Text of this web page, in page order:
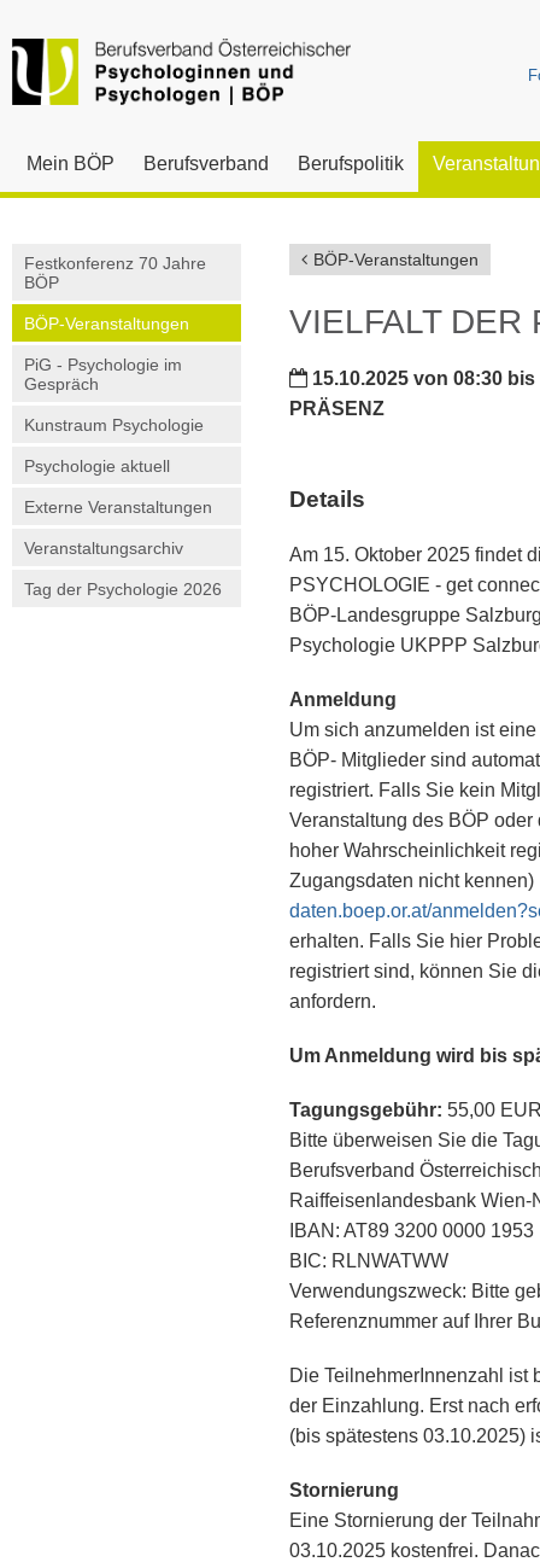
Mein BÖP Berufsverband Berufspolitik
Festkonferenz 70 Jahre
BÖP
BÖP-Veranstaltungen
PiG - Psychologie im
Gespräch
Kunstraum Psychologie
Psychologie aktuell
Externe Veranstaltungen
Veranstaltungsarchiv
Tag der Psychologie 2026
BÖP-Veranstaltungen
VIELFALT DER
15.10.2025 von 08:30
PRÄSENZ
Details
Am 15. Oktober 2025 findet
PSYCHOLOGIE - get
BÖP-Landesgruppe
Psychologie UKPPP
Anmeldung
Um sich anzumelden ist
BÖP- Mitglieder sind
registriert. Falls Sie kein
Veranstaltung des BÖP
hoher Wahrscheinlichkeit
Zugangsdaten nicht
daten.boep.or.at/
erhalten. Falls Sie hier
registriert sind, können Sie
anfordern.
Um Anmeldung wird bis
Tagungsgebühr: 55,00
Bitte überweisen Sie die
Berufsverband
Raiffeisenlandesbank Wien-
IBAN: AT89 3200 0000 1953
BIC: RLNWATWW
Verwendungszweck: Bitte
Referenznummer auf Ihrer
Die TeilnehmerInnenzahl ist
der Einzahlung. Erst nach
(bis spätestens 03.10.2025)
Stornierung
Eine Stornierung der
03.10.2025 kostenfrei.